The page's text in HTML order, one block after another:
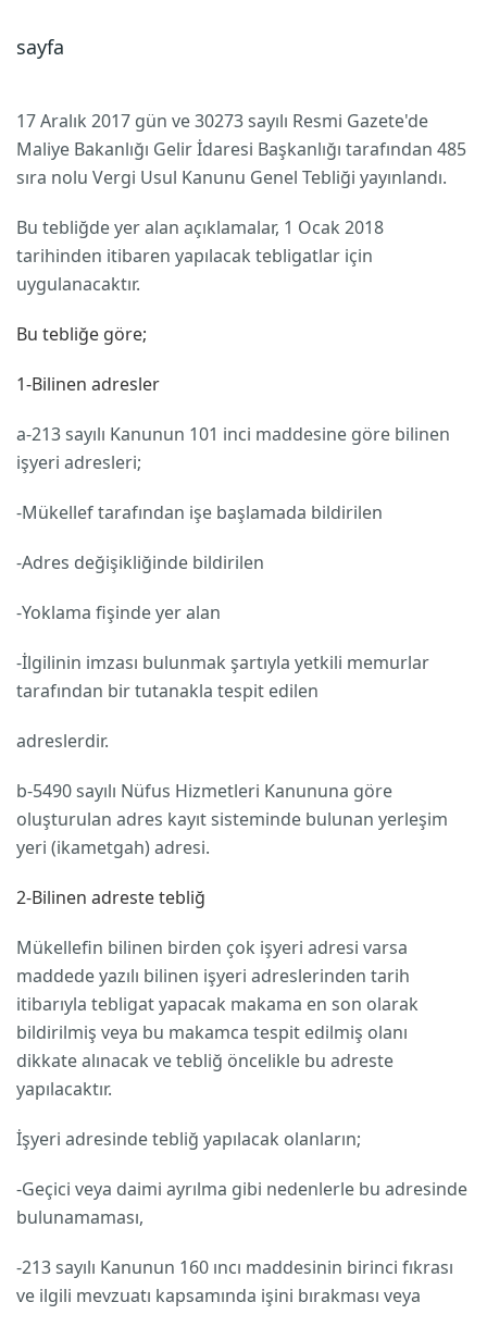
sayfa
17 Aralık 2017 gün ve 30273 sayılı Resmi Gazete'de
Maliye Bakanlığı Gelir İdaresi Başkanlığı tarafından 485
sıra nolu Vergi Usul Kanunu Genel Tebliği yayınlandı.
Bu tebliğde yer alan açıklamalar, 1 Ocak 2018
tarihinden itibaren yapılacak tebligatlar için
uygulanacaktır.
Bu tebliğe göre;
1-Bilinen adresler
a-213 sayılı Kanunun 101 inci maddesine göre bilinen
işyeri adresleri;
-Mükellef tarafından işe başlamada bildirilen
-Adres değişikliğinde bildirilen
-Yoklama fişinde yer alan
-İlgilinin imzası bulunmak şartıyla yetkili memurlar
tarafından bir tutanakla tespit edilen
adreslerdir.
b-5490 sayılı Nüfus Hizmetleri Kanununa göre
oluşturulan adres kayıt sisteminde bulunan yerleşim
yeri (ikametgah) adresi.
2-Bilinen adreste tebliğ
Mükellefin bilinen birden çok işyeri adresi varsa
maddede yazılı bilinen işyeri adreslerinden tarih
itibarıyla tebligat yapacak makama en son olarak
bildirilmiş veya bu makamca tespit edilmiş olanı
dikkate alınacak ve tebliğ öncelikle bu adreste
yapılacaktır.
İşyeri adresinde tebliğ yapılacak olanların;
-Geçici veya daimi ayrılma gibi nedenlerle bu adresinde
bulunamaması,
-213 sayılı Kanunun 160 ıncı maddesinin birinci fıkrası
ve ilgili mevzuatı kapsamında işini bırakması veya